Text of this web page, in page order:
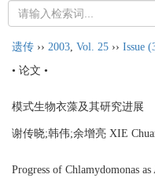
遗传 ›› 2003 Vol. 25 ›› Issue
• 论文 •
模式生物衣藻及其研究进展
谢传晓;韩伟;余增亮 XIE
Progress of Chlamydomonas